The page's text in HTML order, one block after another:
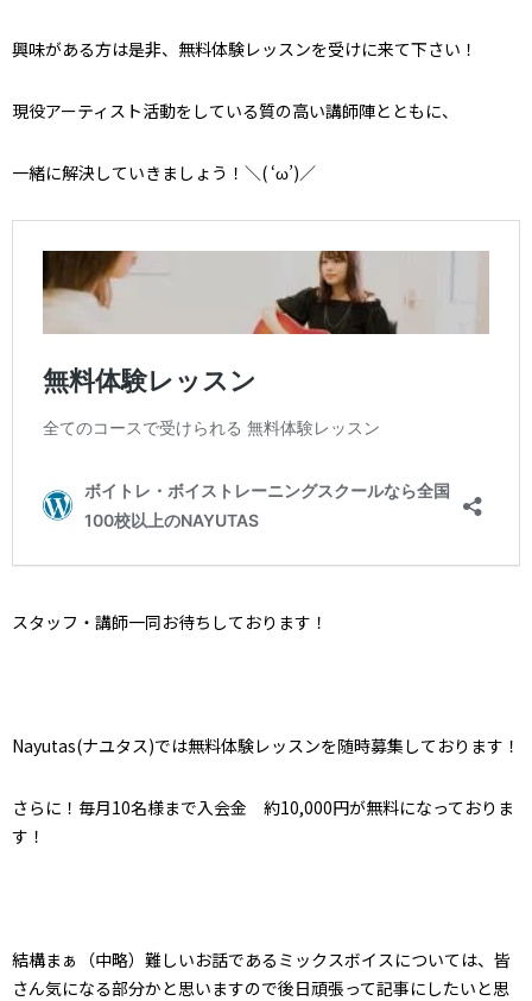
興味がある方は是非、無料体験レッスンを受けに来て下さい！
現役アーティスト活動をしている質の高い講師陣とともに、
一緒に解決していきましょう！＼( ‘ω’)／
スタッフ・講師一同お待ちしております！
Nayutas(ナユタス)では無料体験レッスンを随時募集しております！
さらに！毎月10名様まで入会金 約10,000円が無料になっておりま
す！
結構まぁ（中略）難しいお話であるミックスボイスについては、皆
さん気になる部分かと思いますので後日頑張って記事にしたいと思